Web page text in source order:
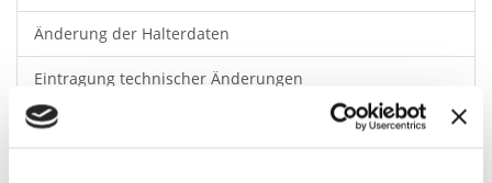
Änderung der Halterdaten
Eintragung technischer Änderungen
Kurzzeitkennzeichen